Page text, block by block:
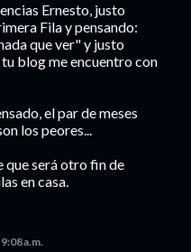
Ernesto, justo
Fila y pensando:
que ver" y justo
blog me encuentro con
el par de meses
los peores...
que será otro fin de
en casa.
a.m.